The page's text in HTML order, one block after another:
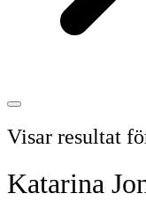
Visar resultat
Katarina